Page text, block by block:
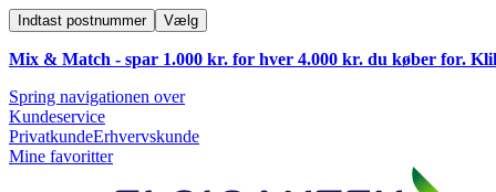
Indtast postnummer Vælg
Mix & Match - spar 1.000 kr. for hver 4.000 kr. du køber for.
Spring navigationen over
Kundeservice
PrivatkundeErhvervskunde
Mine favoritter